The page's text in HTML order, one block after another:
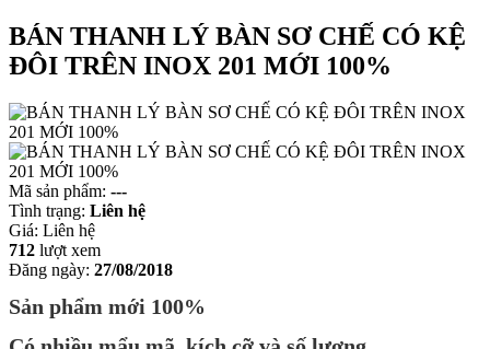
BÁN THANH LÝ BÀN SƠ CHẾ CÓ KỆ
ĐÔI TRÊN INOX 201 MỚI 100%
Mã sản phẩm: ---
Tình trạng: Liên hệ
Giá: Liên hệ
712 lượt xem
Đăng ngày: 27/08/2018
Sản phẩm mới 100%